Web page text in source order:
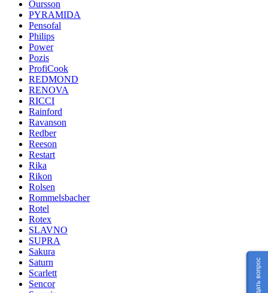
Oursson
PYRAMIDA
Pensofal
Philips
Power
Pozis
ProfiCook
REDMOND
RENOVA
RICCI
Rainford
Ravanson
Redber
Reeson
Restart
Rika
Rikon
Rolsen
Rommelsbacher
Rotel
Rotex
SLAVNO
SUPRA
Sakura
Saturn
Scarlett
Sencor
Задать вопрос